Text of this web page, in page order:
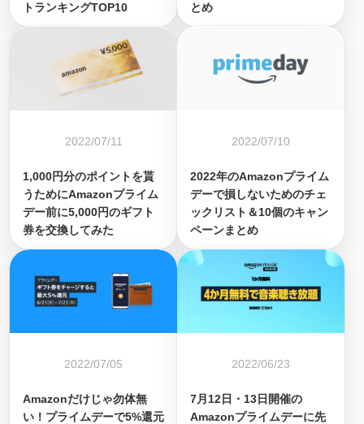
トランキングTOP10
とめ
2022/07/11
1,000円分のポイントを貰
うためにAmazonプライム
デー前に5,000円のギフト
券を交換してみた
2022/07/10
2022年のAmazonプライム
デーで損しないためのチェ
ックリスト＆10個のキャン
ペーンまとめ
2022/07/05
Amazonだけじゃ勿体無
い！プライムデーで5%還元
2022/06/23
7月12日・13日開催の
Amazonプライムデーに先